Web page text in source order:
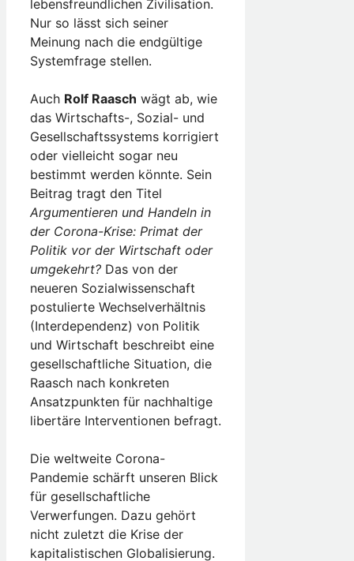
lebensfreundlichen Zivilisation.
Nur so lässt sich seiner
Meinung nach die endgültige
Systemfrage stellen.
Auch Rolf Raasch wägt ab, wie
das Wirtschafts-, Sozial- und
Gesellschaftssystems korrigiert
oder vielleicht sogar neu
bestimmt werden könnte. Sein
Beitrag tragt den Titel
Argumentieren und Handeln in
der Corona-Krise: Primat der
Politik vor der Wirtschaft oder
umgekehrt? Das von der
neueren Sozialwissenschaft
postulierte Wechselverhältnis
(Interdependenz) von Politik
und Wirtschaft beschreibt eine
gesellschaftliche Situation, die
Raasch nach konkreten
Ansatzpunkten für nachhaltige
libertäre Interventionen befragt.
Die weltweite Corona-
Pandemie schärft unseren Blick
für gesellschaftliche
Verwerfungen. Dazu gehört
nicht zuletzt die Krise der
kapitalistischen Globalisierung.